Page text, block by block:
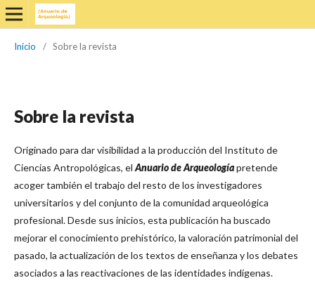
Inicio / Sobre la revista
Sobre la revista
Originado para dar visibilidad a la producción del Instituto de
Ciencias Antropológicas, el Anuario de Arqueologíapretende
acoger también el trabajo del resto de los investigadores
universitarios y del conjunto de la comunidad arqueológica
profesional. Desde sus inicios, esta publicación ha buscado
mejorar el conocimiento prehistórico, la valoración patrimonial del
pasado, la actualización de los textos de enseñanza y los debates
asociados a las reactivaciones de las identidades indígenas.